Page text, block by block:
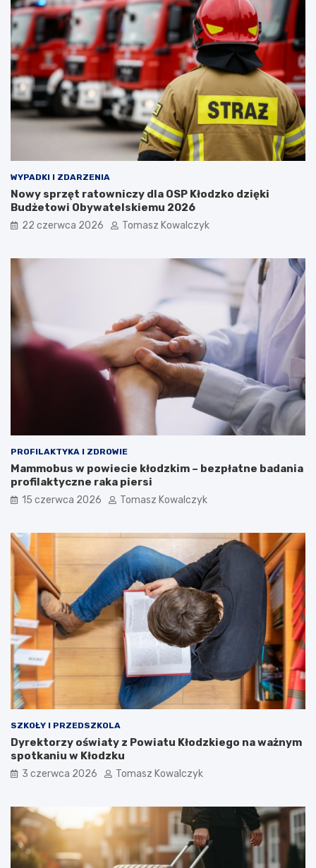
WYPADKI I ZDARZENIA
Nowy sprzęt ratowniczy dla OSP Kłodzko dzięki
Budżetowi Obywatelskiemu 2026
22 czerwca 2026 Tomasz Kowalczyk
PROFILAKTYKA I ZDROWIE
Mammobus w powiecie kłodzkim – bezpłatne badania
profilaktyczne raka piersi
15 czerwca 2026 Tomasz Kowalczyk
SZKOŁY I PRZEDSZKOLA
Dyrektorzy oświaty z Powiatu Kłodzkiego na ważnym
spotkaniu w Kłodzku
3 czerwca 2026 Tomasz Kowalczyk